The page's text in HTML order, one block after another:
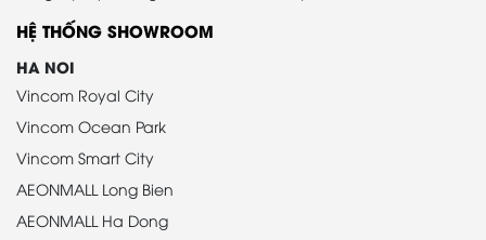
HỆ THỐNG SHOWROOM
HA NOI
Vincom Royal City
Vincom Ocean Park
Vincom Smart City
AEONMALL Long Bien
AEONMALL Ha Dong